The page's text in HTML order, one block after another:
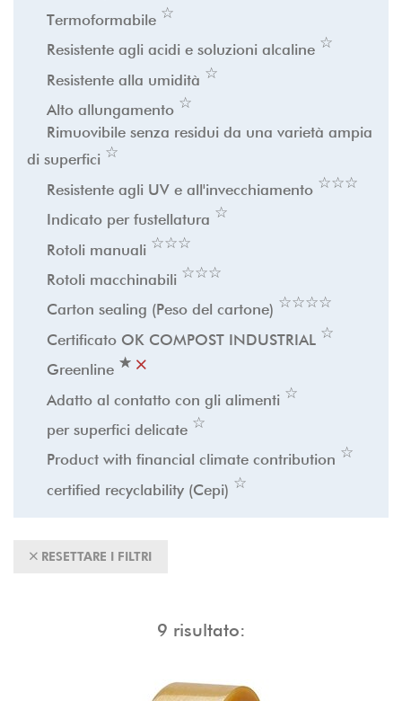
Termoformabile ☆
★
Resistente agli acidi e soluzioni alcaline ☆
★
Resistente alla umidità ☆
★
Alto allungamento ☆
★
Rimuovibile senza residui da una varietà ampia
di superfici ☆
★
Resistente agli UV e all'invecchiamento ☆☆☆
★★★
Indicato per fustellatura ☆
★
Rotoli manuali ☆☆☆
★★★
Rotoli macchinabili ☆☆☆
★★★
Carton sealing (Peso del cartone) ☆☆☆☆
★★★★
Certificato OK COMPOST INDUSTRIAL ☆
★
Greenline ☆
★
Adatto al contatto con gli alimenti ☆
★
per superfici delicate ☆
★
Product with financial climate contribution ☆
★
certified recyclability (Cepi) ☆
★
RESETTARE I FILTRI
9 risultato: